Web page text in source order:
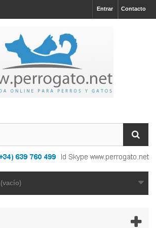
Contacto
Entrar
(vacío)